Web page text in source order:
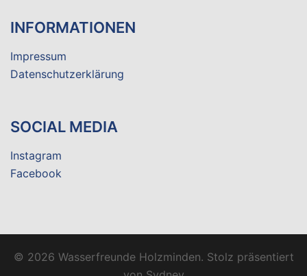
INFORMATIONEN
Impressum
Datenschutzerklärung
SOCIAL MEDIA
Instagram
Facebook
© 2026 Wasserfreunde Holzminden. Stolz präsentiert